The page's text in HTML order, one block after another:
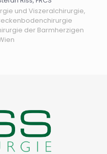
und Viszeralchirurgie,
der Barmherzigen